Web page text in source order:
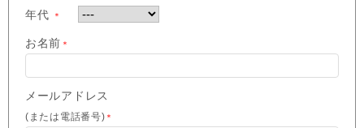
年代 ＊
お名前 ＊
メールアドレス
(または電話番号) ＊